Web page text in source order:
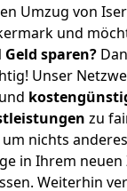
Umzug von
und
Geld sparen?
Unser
und
zu
nichts
in Ihrem neuen
Weiterhin